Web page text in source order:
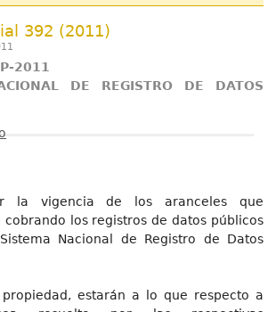
392 (2011)
2011
DE REGISTRO DE DATOS
la vigencia de los aranceles que
los registros de datos públicos
Nacional de Registro de Datos
estarán a lo que respecto a